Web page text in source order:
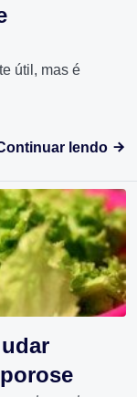
útil, mas é
lendo